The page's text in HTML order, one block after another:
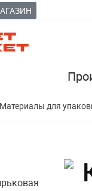
Материалы для